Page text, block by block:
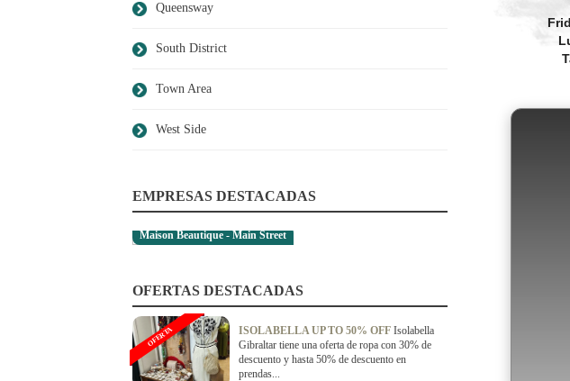
Queensway
South District
Town Area
West Side
EMPRESAS DESTACADAS
Maison Beautique - Main Street
OFERTAS DESTACADAS
ISOLABELLA UP TO 50% OFF Isolabella
Gibraltar tiene una oferta de ropa con 30% de
descuento y hasta 50% de descuento en
prendas...
OFERTA